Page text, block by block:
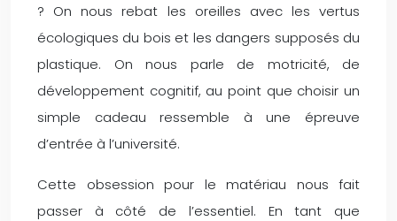
? On nous rebat les oreilles avec les vertus
écologiques du bois et les dangers supposés du
plastique. On nous parle de motricité, de
développement cognitif, au point que choisir un
simple cadeau ressemble à une épreuve
d’entrée à l’université.
Cette obsession pour le matériau nous fait
passer à côté de l’essentiel. En tant que